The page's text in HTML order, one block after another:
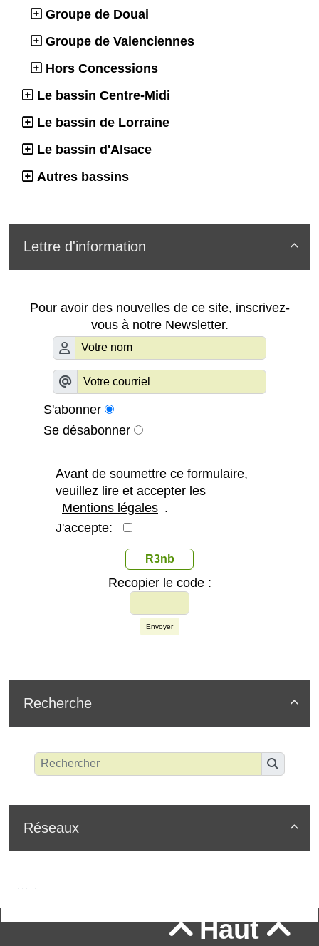
Groupe de Douai
Groupe de Valenciennes
Hors Concessions
Le bassin Centre-Midi
Le bassin de Lorraine
Le bassin d'Alsace
Autres bassins

Lettre d'information
Pour avoir des nouvelles de ce site, inscrivez-
vous à notre Newsletter.
S'abonner
Se désabonner
Avant de soumettre ce formulaire,
veuillez lire et accepter les
Mentions légales .
J'accepte:
R3nb
Recopier le code :
Envoyer

Recherche

Réseaux
Haut